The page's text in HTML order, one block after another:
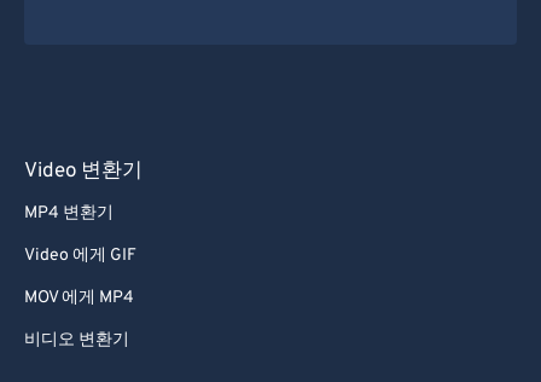
Video 변환기
MP4 변환기
Video 에게 GIF
MOV 에게 MP4
비디오 변환기